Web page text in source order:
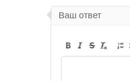
Ваш ответ